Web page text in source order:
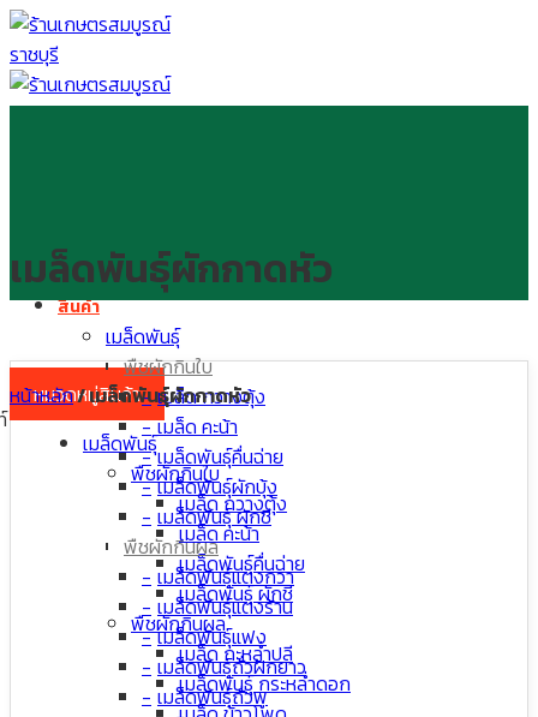
Skip
to
content
เกี่ยวกับบริษัท
ร้านค้า
สินค้า
เมล็ดพันธุ์
พืชผักกินใบ
เมล็ด กวางตุ้ง
เมล็ด คะน้า
เมล็ดพันธุ์คื่นฉ่าย
เมล็ดพันธุ์ผักบุ้ง
เมล็ดพันธุ์ ผักชี
พืชผักกินผล
เมล็ดพันธุ์แตงกวา
เมล็ดพันธุ์แตงร้าน
เมล็ดพันธุ์แฟง
เมล็ดพันธุ์ถั่วฝักยาว
เมล็ดพันธุ์ถั่วพู
เมล็ดพันธุ์ผักกาดหัว
หน้าหลัก/เมล็ดพันธุ์ผักกาดหัว
หมวดหมู่สินค้า
เมล็ดพันธุ์
พืชผักกินใบ
เมล็ด กวางตุ้ง
เมล็ด คะน้า
เมล็ดพันธุ์คื่นฉ่าย
เมล็ดพันธุ์ ผักชี
พืชผักกินผล
เมล็ด กะหล่ำปลี
เมล็ดพันธุ์ กระหล่ำดอก